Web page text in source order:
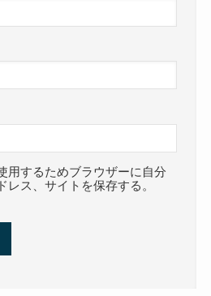
用するためブラウザーに自分
レス、サイトを保存する。